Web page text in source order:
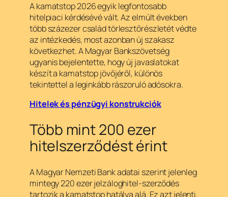
A kamatstop 2026 egyik legfontosabb
hitelpiaci kérdésévé vált. Az elmúlt években
több százezer család törlesztőrészletét védte
az intézkedés, most azonban új szakasz
következhet. A Magyar Bankszövetség
ugyanis bejelentette, hogy új javaslatokat
készít a kamatstop jövőjéről, különös
tekintettel a leginkább rászoruló adósokra.
Hitelek és pénzügyi konstrukciók
Több mint 200 ezer
hitelszerződést érint
A Magyar Nemzeti Bank adatai szerint jelenleg
mintegy 220 ezer jelzáloghitel-szerződés
tartozik a kamatstop hatálya alá. Ez azt jelenti,